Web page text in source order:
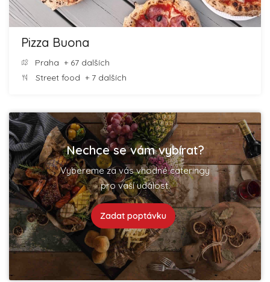
Pizza Buona
Praha + 67 dalších
Street food + 7 dalších
Nechce se vám vybírat?
Vybereme za vás vhodné cateringy
pro vaší událost.
Zadat poptávku